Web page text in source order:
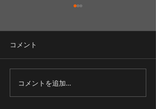
久しぶりのフライフィッ
シング♪
コメント
コメントを追加…